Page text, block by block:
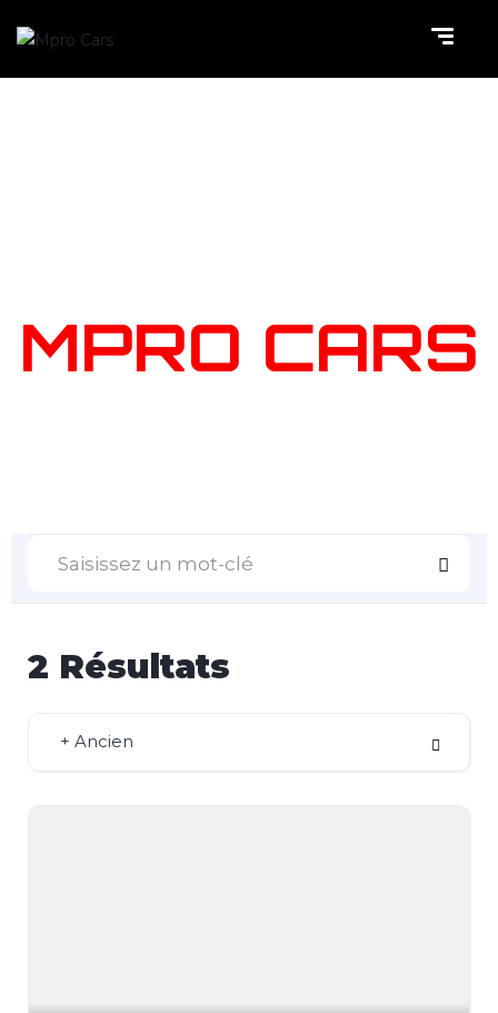
MPRO CARS
2 Résultats
+ Ancien